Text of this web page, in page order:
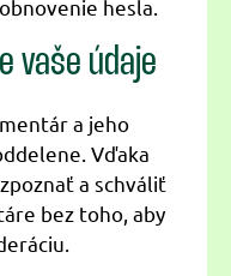
hesla.
vaše údaje
a jeho
Vďaka
a schváliť
bez toho, aby